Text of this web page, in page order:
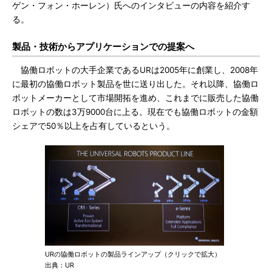
ゲン・フォン・ホーレン）氏へのインタビューの内容を紹介す
る。
製品・技術からアプリケーションでの提案へ
協働ロボットの大手企業であるURは2005年に創業し、2008年
に最初の協働ロボット製品を世に送り出した。それ以降、協働ロ
ボットメーカーとして市場開拓を進め、これまでに販売した協働
ロボットの数は3万9000台に上る。現在でも協働ロボットの金額
シェアで50％以上を占有しているという。
URの協働ロボットの製品ラインアップ（クリックで拡大）
出典：UR